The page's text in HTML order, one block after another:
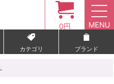
0円 MENU
カテゴリ ブランド